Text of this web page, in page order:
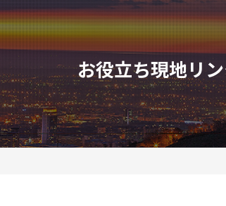
お役立ち現地リ